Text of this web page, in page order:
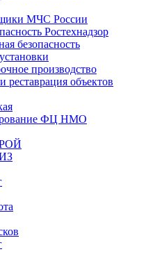
МЧС России
Ростехнадзор
безопасность
производство
реставрация объектов
ФЦ НМО